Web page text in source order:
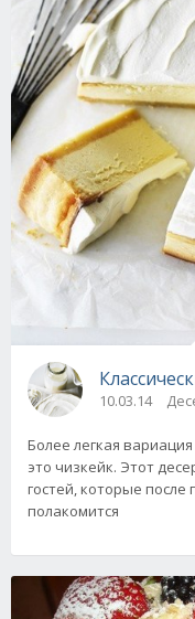
10.03.14
Более легкая
это чизкейк. Этот
гостей, которые после
полакомится